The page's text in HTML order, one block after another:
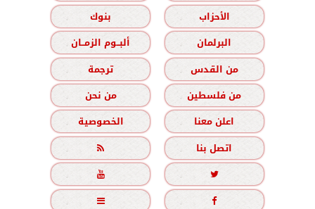
الأحزاب
بنوك
البرلمان
ألبــوم الزمــان
من القدس
ترجمة
من فلسطين
من نحن
اعلن معنا
الخصوصية
اتصل بنا




